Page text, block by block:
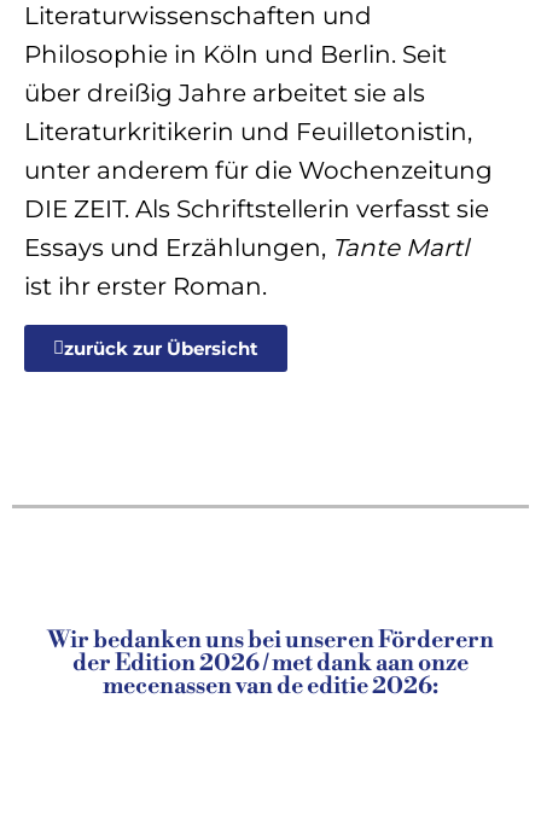
Literaturwissenschaften und
Philosophie in Köln und Berlin. Seit
über dreißig Jahre arbeitet sie als
Literaturkritikerin und Feuilletonistin,
unter anderem für die Wochenzeitung
DIE ZEIT. Als Schriftstellerin verfasst sie
Essays und Erzählungen, Tante Martl
ist ihr erster Roman.
zurück zur Übersicht
Wir bedanken uns bei unseren Förderern
der Edition 2026 / met dank aan onze
mecenassen van de editie 2026: